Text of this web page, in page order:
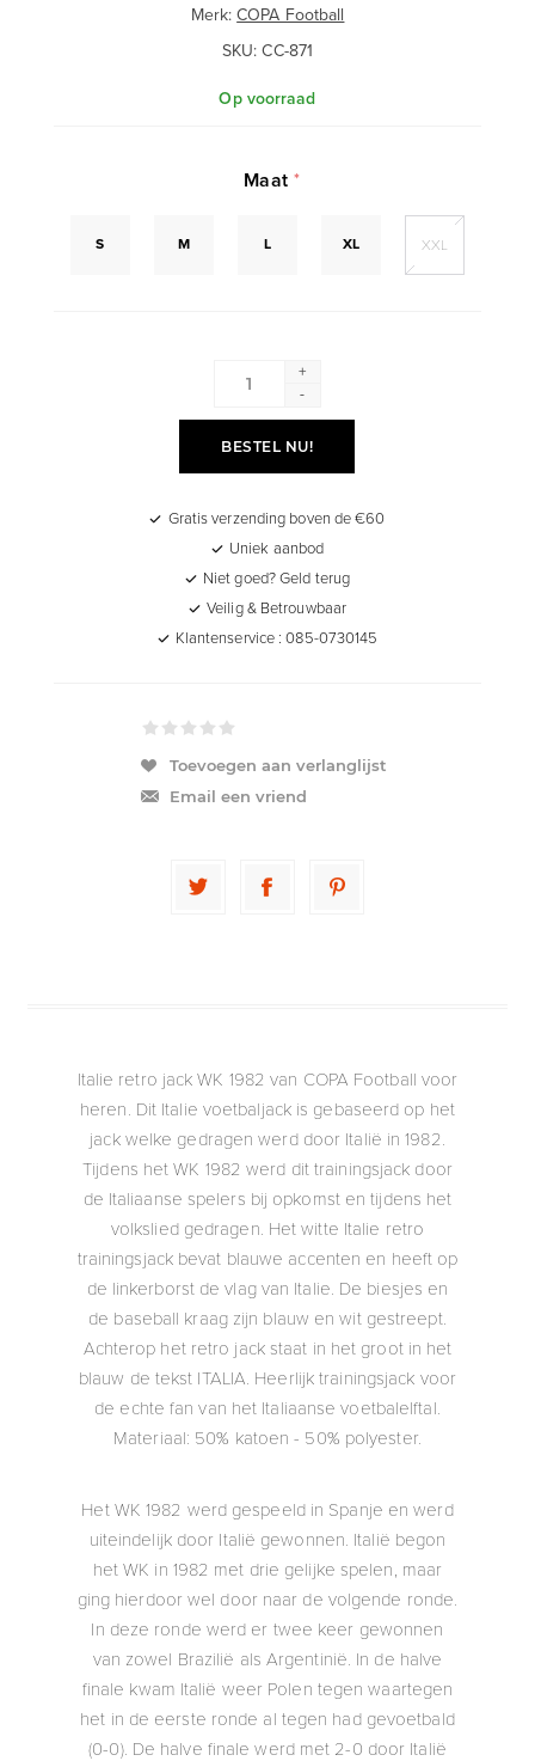
Merk:COPA Football
SKU: CC-871
Op voorraad
Maat*
S M L XL XXL
+
-
BESTEL NU!
Gratis verzending boven de €60
Uniek aanbod
Niet goed? Geld terug
Veilig & Betrouwbaar
Klantenservice : 085-0730145
Toevoegen aan verlanglijst
Email een vriend
Italie retro jack WK 1982 van COPA Football voor
heren. Dit Italie voetbaljack is gebaseerd op het
jack welke gedragen werd door Italië in 1982.
Tijdens het WK 1982 werd dit trainingsjack door
de Italiaanse spelers bij opkomst en tijdens het
volkslied gedragen. Het witte Italie retro
trainingsjack bevat blauwe accenten en heeft op
de linkerborst de vlag van Italie. De biesjes en
de baseball kraag zijn blauw en wit gestreept.
Achterop het retro jack staat in het groot in het
blauw de tekst ITALIA. Heerlijk trainingsjack voor
de echte fan van het Italiaanse voetbalelftal.
Materiaal: 50% katoen - 50% polyester.
Het WK 1982 werd gespeeld in Spanje en werd
uiteindelijk door Italië gewonnen. Italië begon
het WK in 1982 met drie gelijke spelen, maar
ging hierdoor wel door naar de volgende ronde.
In deze ronde werd er twee keer gewonnen
van zowel Brazilië als Argentinië. In de halve
finale kwam Italië weer Polen tegen waartegen
het in de eerste ronde al tegen had gevoetbald
(0-0). De halve finale werd met 2-0 door Italië